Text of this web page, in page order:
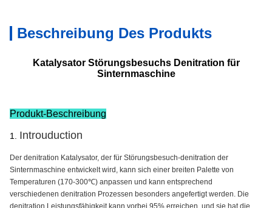
Beschreibung Des Produkts
Katalysator Störungsbesuchs Denitration für
Sinternmaschine
Produkt-Beschreibung
1. Introuduction
Der denitration Katalysator, der für Störungsbesuch-denitration der
Sinternmaschine entwickelt wird, kann sich einer breiten Palette von
Temperaturen (170-300℃) anpassen und kann entsprechend
verschiedenen denitration Prozessen besonders angefertigt werden. Die
denitration Leistungsfähigkeit kann vorbei 95% erreichen, und sie hat die